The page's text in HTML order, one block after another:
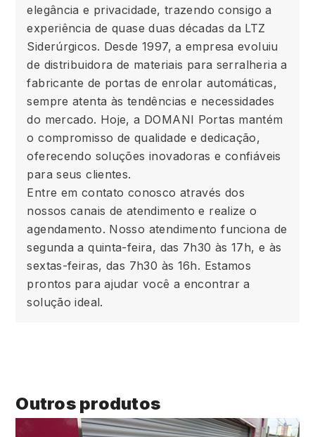
elegância e privacidade, trazendo consigo a
experiência de quase duas décadas da LTZ
Siderúrgicos. Desde 1997, a empresa evoluiu
de distribuidora de materiais para serralheria a
fabricante de portas de enrolar automáticas,
sempre atenta às tendências e necessidades
do mercado. Hoje, a DOMANI Portas mantém
o compromisso de qualidade e dedicação,
oferecendo soluções inovadoras e confiáveis
para seus clientes.
Entre em contato conosco através dos
nossos canais de atendimento e realize o
agendamento. Nosso atendimento funciona de
segunda a quinta-feira, das 7h30 às 17h, e às
sextas-feiras, das 7h30 às 16h. Estamos
prontos para ajudar você a encontrar a
solução ideal.
Outros produtos